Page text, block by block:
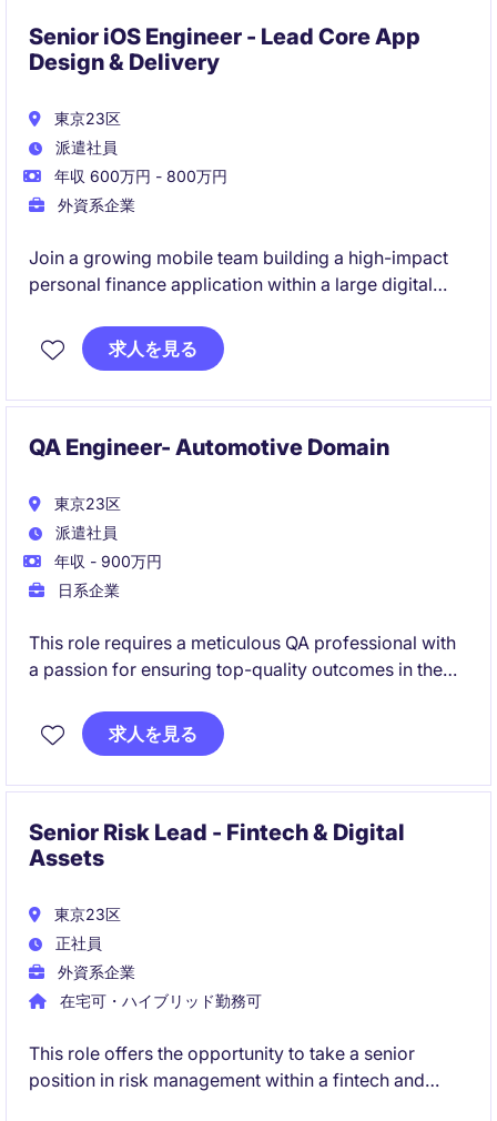
Senior iOS Engineer - Lead Core App
Design & Delivery
東京23区
派遣社員
年収 600万円 - 800万円
外資系企業
Join a growing mobile team building a high-impact
personal finance application within a large digital
decisions, develop robust iOS features, and drive
quality through modern engineering practices.
求人を見る
QA Engineer- Automotive Domain
東京23区
派遣社員
年収 - 900万円
日系企業
This role requires a meticulous QA professional with
a passion for ensuring top-quality outcomes in the
candidate will be responsible for maintaining high
standards in software testing and quality assurance
求人を見る
Senior Risk Lead - Fintech & Digital
Assets
東京23区
正社員
外資系企業
在宅可・ハイブリッド勤務可
This role offers the opportunity to take a senior
position in risk management within a fintech and